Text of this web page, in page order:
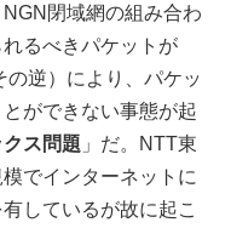
閉域網の組み合わ
るべきパケットが
の逆）により、パケッ
ができない事態が起
ス問題 」だ。NTT東
でインターネットに
しているが故に起こ